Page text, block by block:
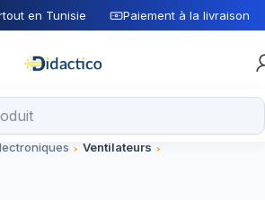
en Tunisie Paiement à la livraison
Ventilateurs